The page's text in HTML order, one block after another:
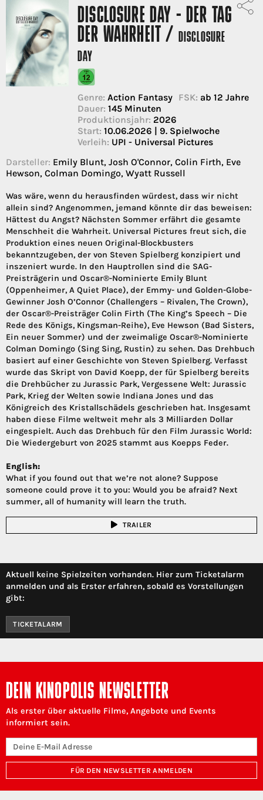
DISCLOSURE DAY - DER TAG
DER WAHRHEIT / DISCLOSURE
DAY
Genre: Action Fantasy FSK: ab 12 Jahre
Dauer: 145 Minuten
Produktionsjahr: 2026
Start: 10.06.2026 | 9. Spielwoche
Verleih: UPI - Universal Pictures
Darsteller: Emily Blunt, Josh O'Connor, Colin Firth, Eve
Hewson, Colman Domingo, Wyatt Russell
Was wäre, wenn du herausfinden würdest, dass wir nicht
allein sind? Angenommen, jemand könnte dir das beweisen:
Hättest du Angst? Nächsten Sommer erfährt die gesamte
Menschheit die Wahrheit. Universal Pictures freut sich, die
Produktion eines neuen Original-Blockbusters
bekanntzugeben, der von Steven Spielberg konzipiert und
inszeniert wurde. In den Hauptrollen sind die SAG-
Preisträgerin und Oscar®-Nominierte Emily Blunt
(Oppenheimer, A Quiet Place), der Emmy- und Golden-Globe-
Gewinner Josh O’Connor (Challengers – Rivalen, The Crown),
der Oscar®-Preisträger Colin Firth (The King’s Speech – Die
Rede des Königs, Kingsman-Reihe), Eve Hewson (Bad Sisters,
Ein neuer Sommer) und der zweimalige Oscar®-Nominierte
Colman Domingo (Sing Sing, Rustin) zu sehen. Das Drehbuch
basiert auf einer Geschichte von Steven Spielberg. Verfasst
wurde das Skript von David Koepp, der für Spielberg bereits
die Drehbücher zu Jurassic Park, Vergessene Welt: Jurassic
Park, Krieg der Welten sowie Indiana Jones und das
Königreich des Kristallschädels geschrieben hat. Insgesamt
haben diese Filme weltweit mehr als 3 Milliarden Dollar
eingespielt. Auch das Drehbuch für den Film Jurassic World:
Die Wiedergeburt von 2025 stammt aus Koepps Feder.
English:
What if you found out that we’re not alone? Suppose
someone could prove it to you: Would you be afraid? Next
summer, all of humanity will learn the truth.
TRAILER
Aktuell keine Spielzeiten vorhanden. Hier zum Ticketalarm
anmelden und als Erster erfahren, sobald es Vorstellungen
gibt:
TICKETALARM
DEIN KINOPOLIS NEWSLETTER
Als erster über aktuelle Filme, Angebote und Events
informiert sein.
FÜR DEN NEWSLETTER ANMELDEN